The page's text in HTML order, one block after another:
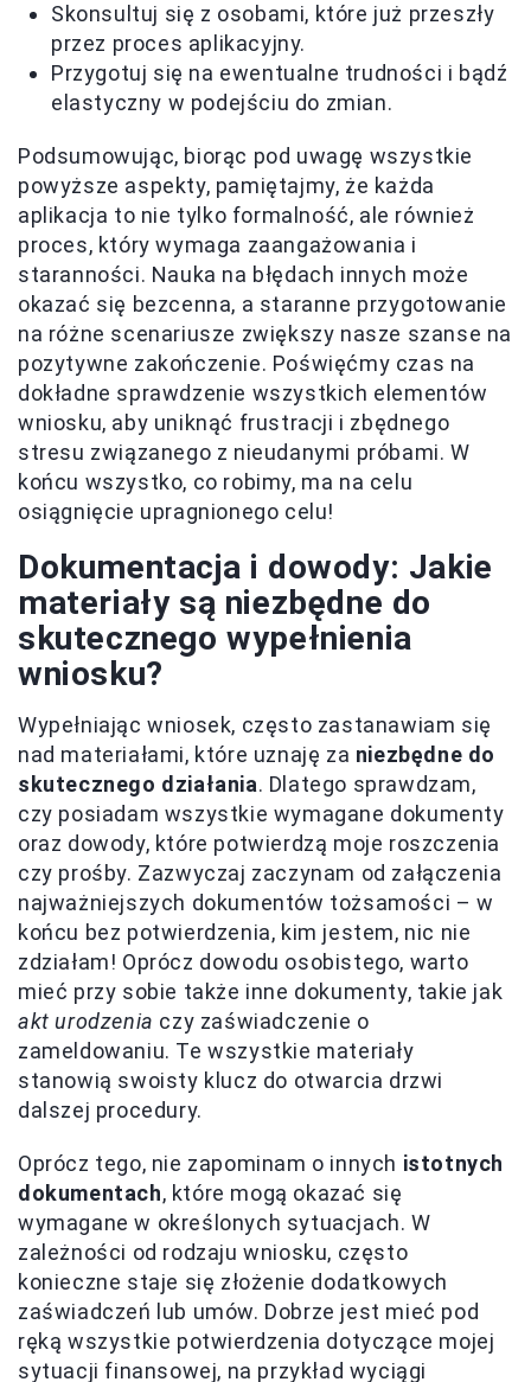
Skonsultuj się z osobami, które już przeszły
przez proces aplikacyjny.
Przygotuj się na ewentualne trudności i bądź
elastyczny w podejściu do zmian.
Podsumowując, biorąc pod uwagę wszystkie
powyższe aspekty, pamiętajmy, że każda
aplikacja to nie tylko formalność, ale również
proces, który wymaga zaangażowania i
staranności. Nauka na błędach innych może
okazać się bezcenna, a staranne przygotowanie
na różne scenariusze zwiększy nasze szanse na
pozytywne zakończenie. Poświęćmy czas na
dokładne sprawdzenie wszystkich elementów
wniosku, aby uniknąć frustracji i zbędnego
stresu związanego z nieudanymi próbami. W
końcu wszystko, co robimy, ma na celu
osiągnięcie upragnionego celu!
Dokumentacja i dowody: Jakie
materiały są niezbędne do
skutecznego wypełnienia
wniosku?
Wypełniając wniosek, często zastanawiam się
nad materiałami, które uznaję za niezbędne do
skutecznego działania. Dlatego sprawdzam,
czy posiadam wszystkie wymagane dokumenty
oraz dowody, które potwierdzą moje roszczenia
czy prośby. Zazwyczaj zaczynam od załączenia
najważniejszych dokumentów tożsamości – w
końcu bez potwierdzenia, kim jestem, nic nie
zdziałam! Oprócz dowodu osobistego, warto
mieć przy sobie także inne dokumenty, takie jak
akt urodzenia czy zaświadczenie o
zameldowaniu. Te wszystkie materiały
stanowią swoisty klucz do otwarcia drzwi
dalszej procedury.
Oprócz tego, nie zapominam o innych istotnych
dokumentach, które mogą okazać się
wymagane w określonych sytuacjach. W
zależności od rodzaju wniosku, często
konieczne staje się złożenie dodatkowych
zaświadczeń lub umów. Dobrze jest mieć pod
ręką wszystkie potwierdzenia dotyczące mojej
sytuacji finansowej, na przykład wyciągi